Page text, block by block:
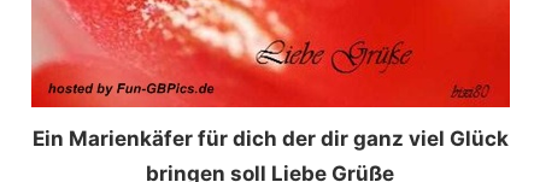
Ein Marienkäfer für dich der dir ganz viel Glück
bringen soll Liebe Grüße